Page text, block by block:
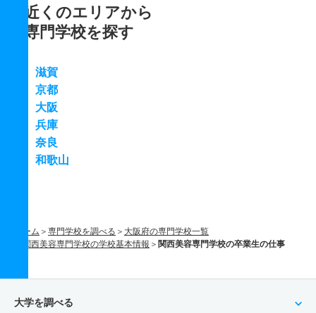
近くのエリアから
専門学校を探す
滋賀
京都
大阪
兵庫
奈良
和歌山
ホーム 専門学校を調べる
大阪府の専門学校一覧
関西美容専門学校の学校基本情報
関西美容専門学校の卒業生の仕事
大学を調べる